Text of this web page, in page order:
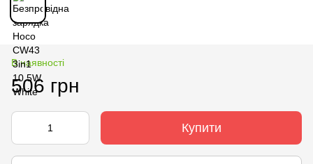
В наявності
506 грн
Купити